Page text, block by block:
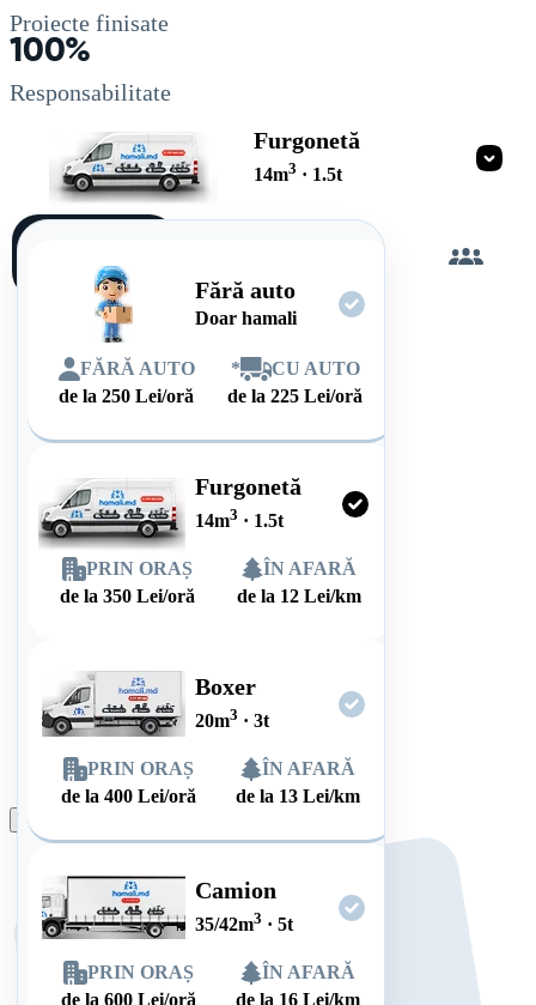
Proiecte finisate
100%
Responsabilitate
Furgonetă
14m3 · 1.5t
Fără auto
Doar hamali
FĂRĂ AUTO
de la250 Lei/oră
*
CU AUTO
de la225 Lei/oră
Furgonetă
14m3 · 1.5t
PRIN ORAȘ
de la 350 Lei/oră
ÎN AFARĂ
de la 12 Lei/km
Boxer
20m3 · 3t
PRIN ORAȘ
de la400 Lei/oră
ÎN AFARĂ
de la 13 Lei/km
Camion
35/42m3 · 5t
PRIN ORAȘ
de la600 Lei/oră
ÎN AFARĂ
de la 16 Lei/km
singur
Plasează comanda